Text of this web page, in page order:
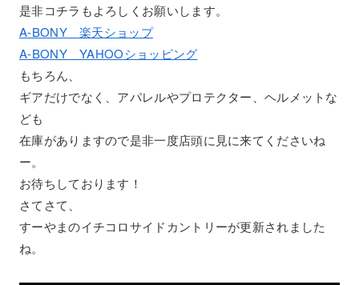
是非コチラもよろしくお願いします。
A-BONY 楽天ショップ
A-BONY YAHOOショッピング
もちろん、
ギアだけでなく、アパレルやプロテクター、ヘルメットな
ども
在庫がありますので是非一度店頭に見に来てくださいね
ー。
お待ちしております！
さてさて、
すーやまのイチコロサイドカントリーが更新されました
ね。